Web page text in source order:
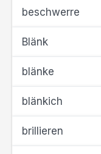
beschwerre
Blänk
blänke
blänkich
brillieren